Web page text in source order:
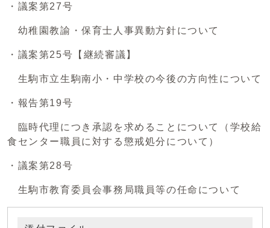
・議案第27号
幼稚園教諭・保育士人事異動方針について
・議案第25号【継続審議】
生駒市立生駒南小・中学校の今後の方向性について
・報告第19号
臨時代理につき承認を求めることについて（学校給
食センター職員に対する懲戒処分について）
・議案第28号
生駒市教育委員会事務局職員等の任命について